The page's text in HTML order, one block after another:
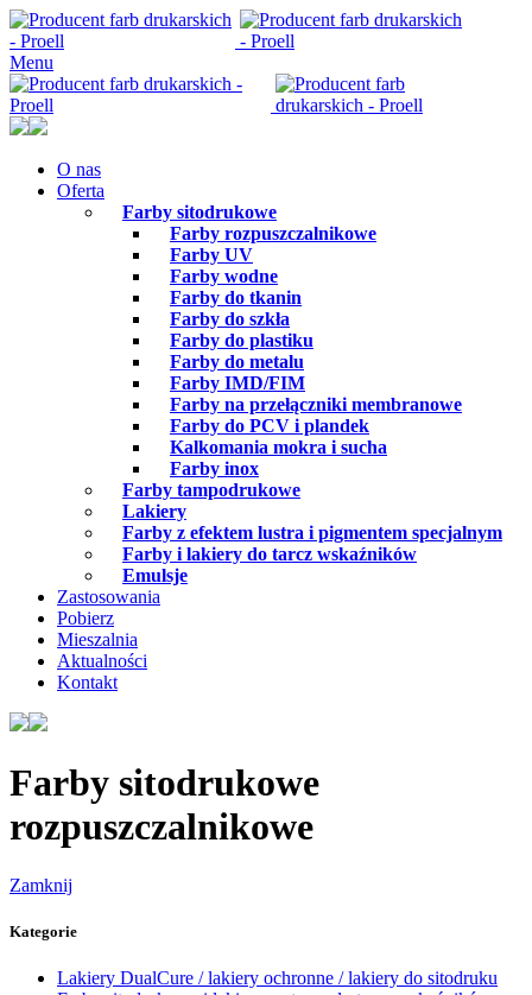
Menu
O nas
Oferta
Farby sitodrukowe
Farby rozpuszczalnikowe
Farby UV
Farby wodne
Farby do tkanin
Farby do szkła
Farby do plastiku
Farby do metalu
Farby IMD/FIM
Farby na przełączniki membranowe
Farby do PCV i plandek
Kalkomania mokra i sucha
Farby inox
Farby tampodrukowe
Lakiery
Farby z efektem lustra i pigmentem specjalnym
Farby i lakiery do tarcz wskaźników
Emulsje
Zastosowania
Pobierz
Mieszalnia
Aktualności
Kontakt
Farby sitodrukowe
rozpuszczalnikowe
Zamknij
Kategorie
Lakiery DualCure / lakiery ochronne / lakiery do sitodruku